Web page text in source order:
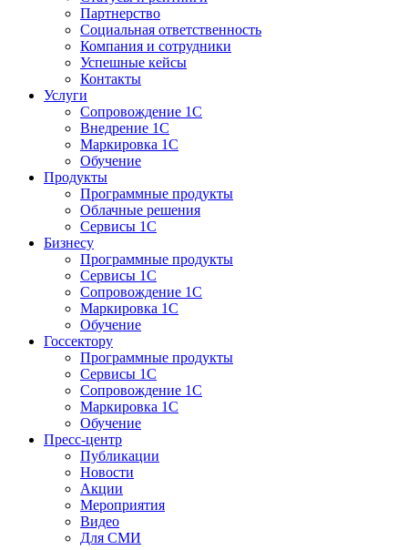
Партнерство
Социальная ответственность
Компания и сотрудники
Успешные кейсы
Контакты
Услуги
Сопровождение 1С
Внедрение 1С
Маркировка 1С
Обучение
Продукты
Программные продукты
Облачные решения
Сервисы 1С
Бизнесу
Программные продукты
Сервисы 1С
Сопровождение 1С
Маркировка 1С
Обучение
Госсектору
Программные продукты
Сервисы 1С
Сопровождение 1С
Маркировка 1С
Обучение
Пресс-центр
Публикации
Новости
Акции
Мероприятия
Видео
Для СМИ